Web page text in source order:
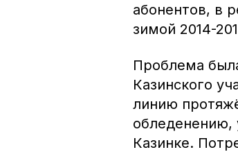
абонентов, в
зимой 2014-
Проблема
Казинского
линию
обледенению,
Казинке.